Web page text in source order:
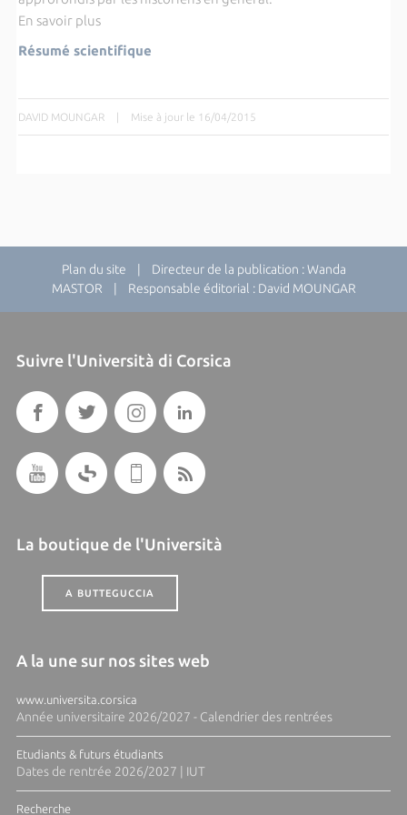
En savoir plus
Résumé scientifique
DAVID MOUNGAR | Mise à jour le 16/04/2015
Plan du site | Directeur de la publication : Wanda
MASTOR | Responsable éditorial : David MOUNGAR
Suivre l'Università di Corsica
La boutique de l'Università
A BUTTEGUCCIA
A la une sur nos sites web
www.universita.corsica
Année universitaire 2026/2027 - Calendrier des rentrées
Etudiants & futurs étudiants
Dates de rentrée 2026/2027 | IUT
Recherche